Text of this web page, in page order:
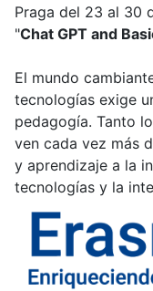
Praga del 23 al 30
"Chat GPT and
El mundo
tecnologías exige
pedagogía. Tanto
ven cada vez más
y aprendizaje a la
tecnologías y la